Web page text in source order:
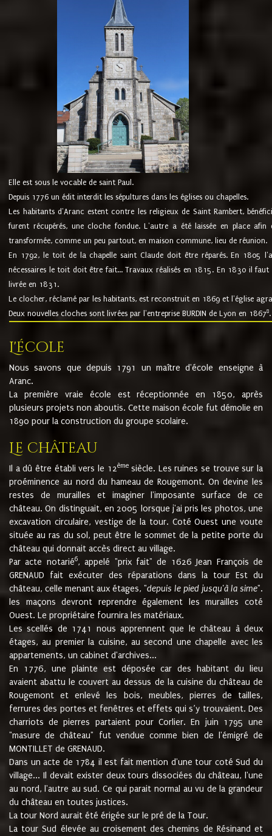
Elle est sous le vocable de saint Paul.
Depuis 1776 un édit interdit les sépultures dans les églises ou chapelles.
Les habitants d'Aranc estent contre les religieux de Saint Rambert,
furent récupérés, une cloche fondue. L'autre a été laissée en place
transformée, comme un peu partout, en maison commune, lieu de réunion.
En 1792, le toit de la chapelle saint Claude doit être réparés. En 1805
nécessaires le toit doit être fait... Travaux réalisés en 1815. En 1830 il
livrée en 1831.
Le clocher, réclamé par les habitants, est reconstruit en 1869 et l'église
Deux nouvelles cloches sont livrées par l'entreprise BURDIN de Lyon en 18678.
L'école
Nous savons que depuis 1791 un maître d'école enseigne à
Aranc.
La première vraie école est réceptionnée en 1850, après
plusieurs projets non aboutis. Cette maison école fut démolie en
1890 pour la construction du groupe scolaire.
Le château
Il a dû être établi vers le 12èmesiècle. Les ruines se trouve sur la
proéminence au nord du hameau de Rougemont. On devine les
restes de murailles et imaginer l'imposante surface de ce
château. On distinguait, en 2005 lorsque j'ai pris les photos, une
excavation circulaire, vestige de la tour. Coté Ouest une voute
située au ras du sol, peut être le sommet de la petite porte du
château qui donnait accès direct au village.
Par acte notarié6, appelé "prix fait" de 1626 Jean François de
GRENAUD fait exécuter des réparations dans la tour Est du
château, celle menant aux étages, "depuis le pied jusqu'à la sime".
les maçons devront reprendre également les murailles coté
Ouest. Le propriétaire fournira les matériaux.
Les scellés de 1741 nous apprennent que le château à deux
étages, au premier la cuisine, au second une chapelle avec les
appartements, un cabinet d'archives...
En 1776, une plainte est déposée car des habitant du lieu
avaient abattu le couvert au dessus de la cuisine du château de
Rougemont et enlevé les bois, meubles, pierres de tailles,
ferrures des portes et fenêtres et effets qui s’y trouvaient. Des
charriots de pierres partaient pour Corlier. En juin 1795 une
"masure de château" fut vendue comme bien de l'émigré de
MONTILLET de GRENAUD.
Dans un acte de 1784 il est fait mention d'une tour coté Sud du
village... Il devait exister deux tours dissociées du château, l'une
au nord, l'autre au sud. Ce qui parait normal au vu de la grandeur
du château en toutes justices.
La tour Nord aurait été érigée sur le pré de la Tour.
La tour Sud élevée au croisement des chemins de Résinand et